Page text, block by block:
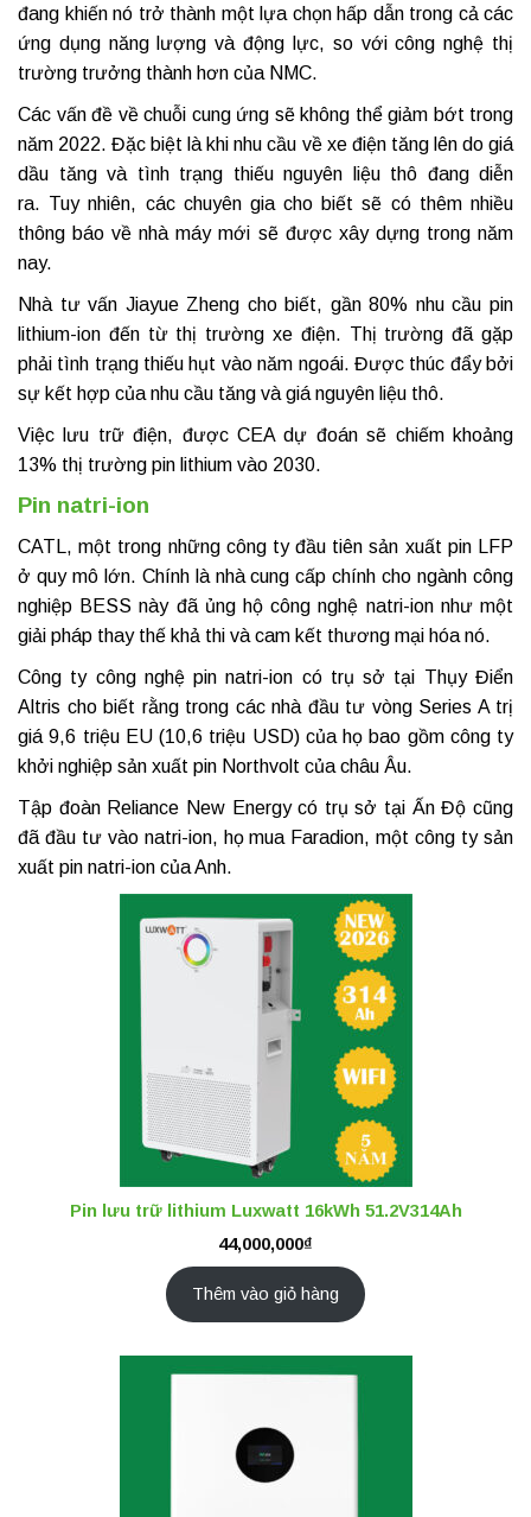
đang khiến nó trở thành một lựa chọn hấp dẫn trong cả các
ứng dụng năng lượng và động lực, so với công nghệ thị
trường trưởng thành hơn của NMC.
Các vấn đề về chuỗi cung ứng sẽ không thể giảm bớt trong
năm 2022. Đặc biệt là khi nhu cầu về xe điện tăng lên do giá
dầu tăng và tình trạng thiếu nguyên liệu thô đang diễn
ra. Tuy nhiên, các chuyên gia cho biết sẽ có thêm nhiều
thông báo về nhà máy mới sẽ được xây dựng trong năm
nay.
Nhà tư vấn Jiayue Zheng cho biết, gần 80% nhu cầu pin
lithium-ion đến từ thị trường xe điện. Thị trường đã gặp
phải tình trạng thiếu hụt vào năm ngoái. Được thúc đẩy bởi
sự kết hợp của nhu cầu tăng và giá nguyên liệu thô.
Việc lưu trữ điện, được CEA dự đoán sẽ chiếm khoảng
13% thị trường pin lithium vào 2030.
Pin natri-ion
CATL, một trong những công ty đầu tiên sản xuất pin LFP
ở quy mô lớn. Chính là nhà cung cấp chính cho ngành công
nghiệp BESS này đã ủng hộ công nghệ natri-ion như một
giải pháp thay thế khả thi và cam kết thương mại hóa nó.
Công ty công nghệ pin natri-ion có trụ sở tại Thụy Điển
Altris cho biết rằng trong các nhà đầu tư vòng Series A trị
giá 9,6 triệu EU (10,6 triệu USD) của họ bao gồm công ty
khởi nghiệp sản xuất pin Northvolt của châu Âu.
Tập đoàn Reliance New Energy có trụ sở tại Ấn Độ cũng
đã đầu tư vào natri-ion, họ mua Faradion, một công ty sản
xuất pin natri-ion của Anh.
Pin lưu trữ lithium Luxwatt 16kWh 51.2V314Ah
44,000,000₫
Thêm vào giỏ hàng